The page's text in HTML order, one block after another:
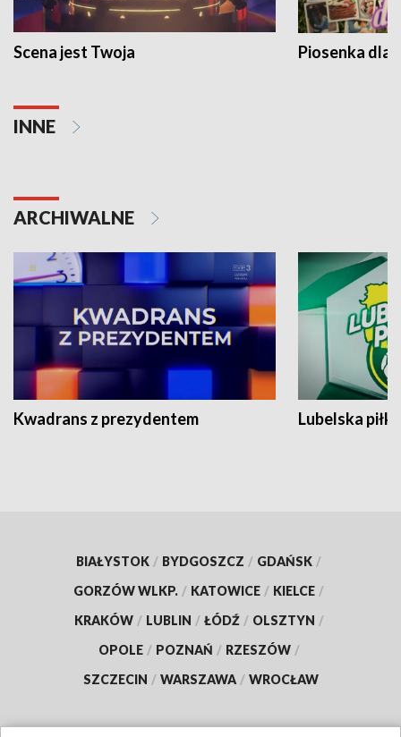
Scena jest Twoja Piosenka dla
INNE
ARCHIWALNE
Kwadrans z prezydentem Lubelska piłka
BIAŁYSTOK / BYDGOSZCZ / GDAŃSK /
GORZÓW WLKP. / KATOWICE / KIELCE /
KRAKÓW / LUBLIN / ŁÓDŹ / OLSZTYN /
OPOLE / POZNAŃ / RZESZÓW /
SZCZECIN / WARSZAWA / WROCŁAW